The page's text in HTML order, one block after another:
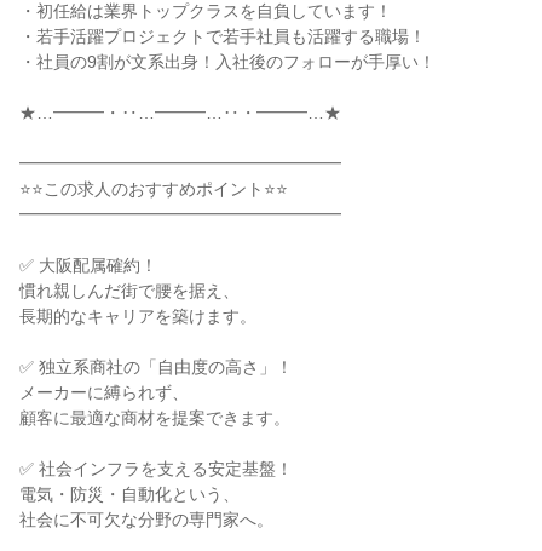
・初任給は業界トップクラスを自負しています！
・若手活躍プロジェクトで若手社員も活躍する職場！
・社員の9割が文系出身！入社後のフォローが手厚い！
★…━━━・‥…━━━…‥・━━━…★
━━━━━━━━━━━━━━━━━━━
⭐⭐この求人のおすすめポイント⭐⭐
━━━━━━━━━━━━━━━━━━━
✅ 大阪配属確約！
慣れ親しんだ街で腰を据え、
長期的なキャリアを築けます。
✅ 独立系商社の「自由度の高さ」！
メーカーに縛られず、
顧客に最適な商材を提案できます。
✅ 社会インフラを支える安定基盤！
電気・防災・自動化という、
社会に不可欠な分野の専門家へ。